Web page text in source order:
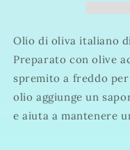
L
L
Olio di oliva italiano
Preparato con olive
spremito a freddo
olio aggiunge un
e aiuta a mantenere